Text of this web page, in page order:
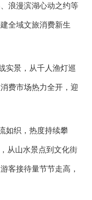
浪漫滨湖心动之约等
全域文旅消费新生
实景，从千人渔灯巡
费市场热力全开，迎
如织，热度持续攀
从山水景点到文化街
客接待量节节走高，